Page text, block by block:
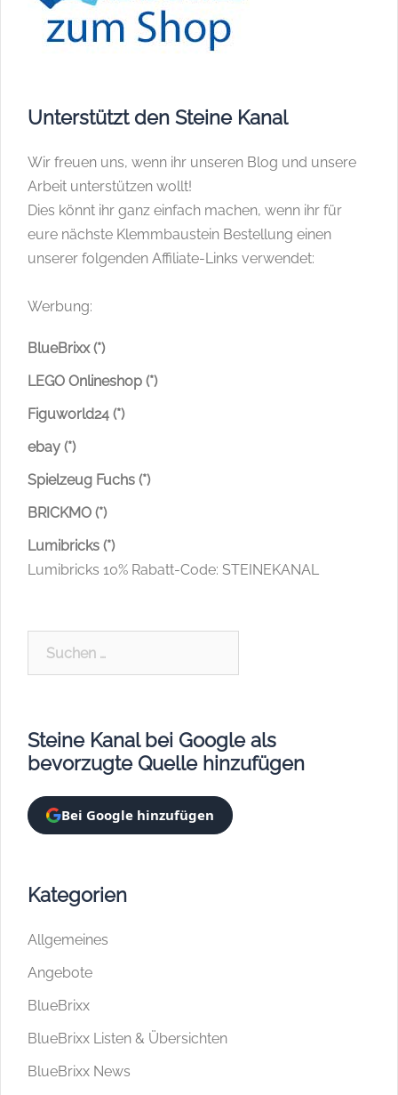
Unterstützt den Steine Kanal
Wir freuen uns, wenn ihr unseren Blog und unsere
Arbeit unterstützen wollt!
Dies könnt ihr ganz einfach machen, wenn ihr für
eure nächste Klemmbaustein Bestellung einen
unserer folgenden Affiliate-Links verwendet:
Werbung:
BlueBrixx (*)
LEGO Onlineshop (*)
Figuworld24 (*)
ebay (*)
Spielzeug Fuchs (*)
BRICKMO (*)
Lumibricks (*)
Lumibricks 10% Rabatt-Code: STEINEKANAL
Steine Kanal bei Google als
bevorzugte Quelle hinzufügen
Bei Google hinzufügen
Kategorien
Allgemeines
Angebote
BlueBrixx
BlueBrixx Listen & Übersichten
BlueBrixx News